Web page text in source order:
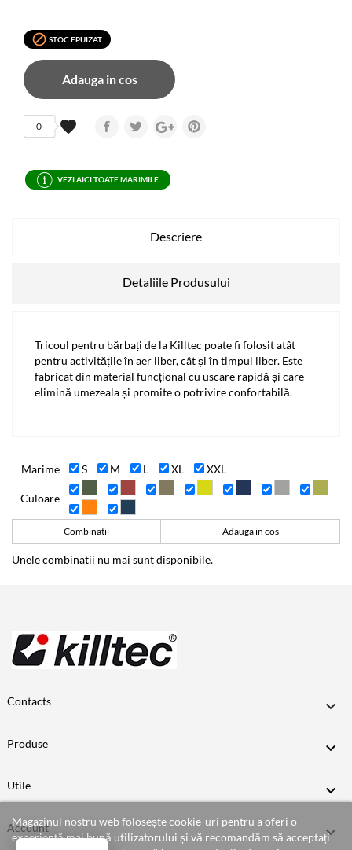
 STOC EPUIZAT
Adauga in cos
favorite
0
VEZI AICI TOATE MARIMILE
Descriere
Detaliile Produsului
Tricoul pentru bărbați de la Killtec poate fi folosit atât
pentru activitățile în aer liber, cât și în timpul liber. Este
fabricat din material funcțional cu uscare rapidă și care
elimină umezeala și promite o potrivire confortabilă.
Marime S M L XL XXL
Culoare
Combinatii Adauga in cos
Unele combinatii nu mai sunt disponibile.
Contacts 
Produse 
Utile 
Account 
Magazinul nostru web folosește cookie-uri pentru a oferi o
experiență mai bună utilizatorului și vă recomandăm să acceptați